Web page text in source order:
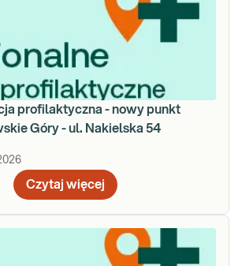
profilaktyczna - nowy punkt
Góry - ul. Nakielska 54
Czytaj więcej